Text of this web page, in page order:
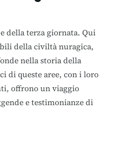
della terza giornata. Qui
della civiltà nuragica,
nella storia della
di queste aree, con i loro
offrono un viaggio
e testimonianze di